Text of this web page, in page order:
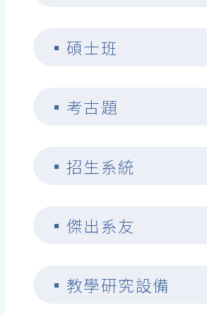
▪ 碩士班
▪ 考古題
▪ 招生系統
▪ 傑出系友
▪ 教學研究設備